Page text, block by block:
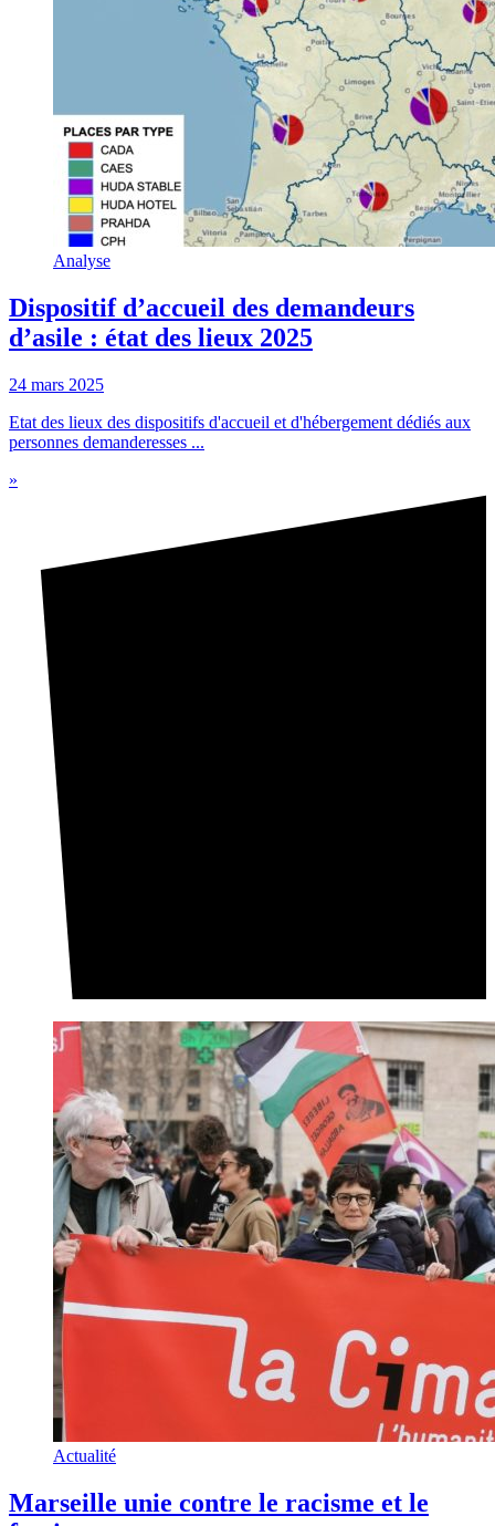
Analyse
Dispositif d’accueil des demandeurs
d’asile : état des lieux 2025
24 mars 2025
Etat des lieux des dispositifs d'accueil et d'hébergement dédiés aux
personnes demanderesses ...
»
Actualité
Marseille unie contre le racisme et le